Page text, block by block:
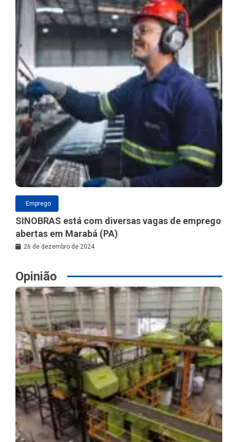
Emprego
SINOBRAS está com diversas vagas de emprego
abertas em Marabá (PA)
26 de dezembro de 2024
Opinião